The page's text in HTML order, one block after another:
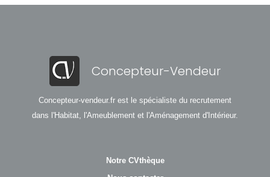
Concepteur-Vendeur
Concepteur-vendeur.fr est le spécialiste du recrutement
dans l'Habitat, l'Ameublement et l'Aménagement d'Intérieur.
Notre CVthèque